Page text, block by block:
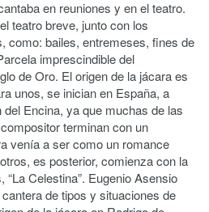
en reuniones y en el teatro.
teatro breve, junto con los
como: bailes, entremeses, fines de
imprescindible del
de Oro. El origen de la jácara es
unos, se inician en España, a
Encina, ya que muchas de las
terminan con un
venía a ser como un romance
es posterior, comienza con la
Celestina”. Eugenio Asensio
de tipos y situaciones de